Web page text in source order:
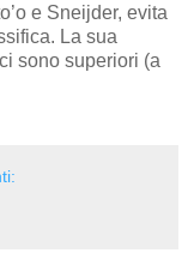
e Sneijder, evita
La sua
sono superiori (a